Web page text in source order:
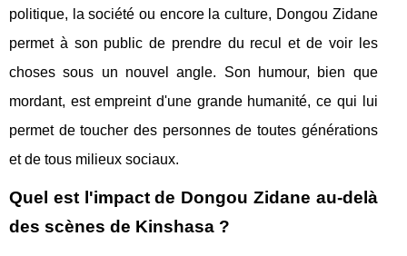
politique, la société ou encore la culture, Dongou Zidane
permet à son public de prendre du recul et de voir les
choses sous un nouvel angle. Son humour, bien que
mordant, est empreint d'une grande humanité, ce qui lui
permet de toucher des personnes de toutes générations
et de tous milieux sociaux.
Quel est l'impact de Dongou Zidane au-delà
des scènes de Kinshasa ?